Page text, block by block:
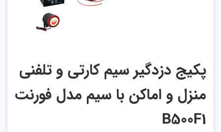
پکیج دزدگیر سیم کارتی و تلفنی
منزل و اماکن با سیم مدل فورنت
B500F1